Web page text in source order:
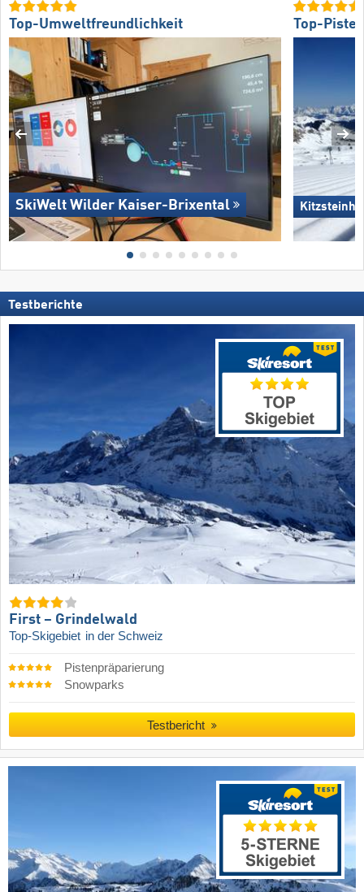
Top-Umweltfreundlichkeit
SkiWelt Wilder Kaiser-Brixental
Top-
Testberichte
First – Grindelwald
Top-Skigebiet in der Schweiz
Pistenpräparierung
Snowparks
Testbericht